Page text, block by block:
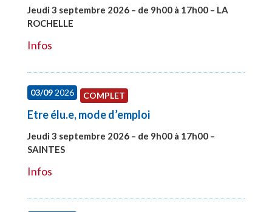
Jeudi 3 septembre 2026 – de 9h00 à 17h00 – LA
ROCHELLE
Infos
03/092026 COMPLET
Etre élu.e, mode d’emploi
Jeudi 3 septembre 2026 – de 9h00 à 17h00 –
SAINTES
Infos